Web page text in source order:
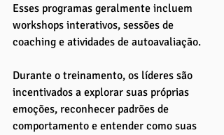
Esses programas geralmente incluem
workshops interativos, sessões de
coaching e atividades de autoavaliação.
Durante o treinamento, os líderes são
incentivados a explorar suas próprias
emoções, reconhecer padrões de
comportamento e entender como suas